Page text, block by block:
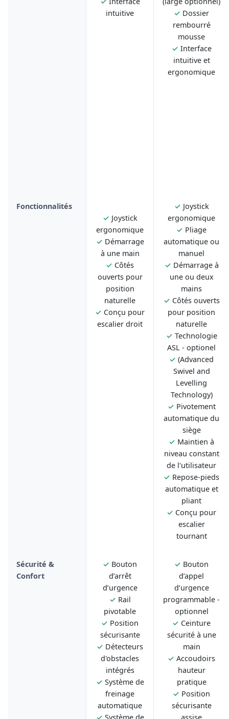
intuitive
✓ Dossier
rembourré
mousse
✓ Interface
intuitive et
ergonomique
Fonctionnalités
✓ Joystick
ergonomique
✓ Démarrage
à une main
✓ Côtés
ouverts pour
position
naturelle
✓ Conçu pour
escalier droit
✓ Joystick
ergonomique
✓ Pliage
automatique ou
manuel
✓ Démarrage à
une ou deux
mains
✓ Côtés ouverts
pour position
naturelle
✓ Technologie
ASL - optionel
✓ (Advanced
Swivel and
Levelling
Technology)
✓ Pivotement
automatique du
siège
✓ Maintien à
niveau constant
de l'utilisateur
✓ Repose-pieds
automatique et
pliant
✓ Conçu pour
escalier
tournant
Sécurité &
Confort
✓ Bouton
d’arrêt
d’urgence
✓ Rail
pivotable
✓ Position
sécurisante
✓ Détecteurs
d'obstacles
intégrés
✓ Système de
freinage
automatique
✓ Bouton
d’appel
d’urgence
programmable -
optionnel
✓ Ceinture
sécurité à une
main
✓ Accoudoirs
hauteur
pratique
✓ Position
sécurisante